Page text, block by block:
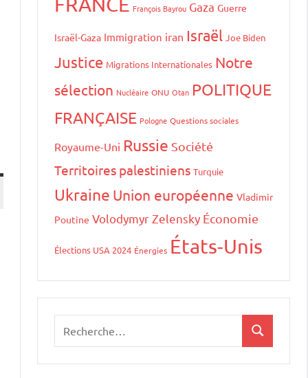
François Bayrou Gaza Guerre
Israël-Gaza Immigration iran Israël Joe Biden
Justice Migrations Internationales Notre
sélection Nucléaire ONU Otan POLITIQUE
FRANÇAISE Pologne Questions sociales
Royaume-Uni Russie Société
Territoires palestiniens Turquie
Ukraine Union européenne Vladimir
Poutine Volodymyr Zelensky Économie
Élections USA 2024 Énergies États-Unis